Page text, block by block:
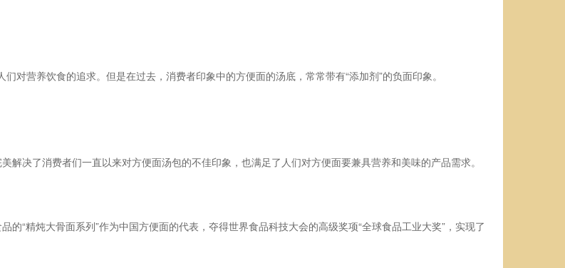
对营养饮食的追求。但是在过去，消费者印象中的方便面的汤底，常常带有“添加剂”的负面印象。
决了消费者们一直以来对方便面汤包的不佳印象，也满足了人们对方便面要兼具营养和美味的产品需求。
“精炖大骨面系列”作为中国方便面的代表，夺得世界食品科技大会的高级奖项“全球食品工业大奖”，实现了